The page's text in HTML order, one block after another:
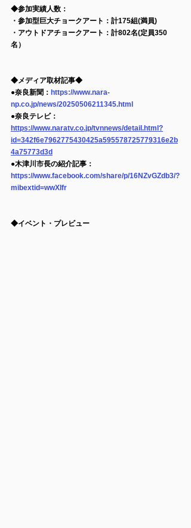
◆参加実績人数：
・参加型巨大チョークアート： 計175組(満員)
・アウトドアチョークアート： 計802名(定員350
名）
◆メディア取材記事◆
●奈良新聞： https://www.nara-
np.co.jp/news/20250506211345.html
●奈良テレビ：
https://www.naratv.co.jp/tvnnews/detail.html?
id=342f6e7962775430425a595578725779316e2b
4a75773d3d
●木津川市長の紹介記事：
https://www.facebook.com/share/p/16NZvGZdb3/?
mibextid=wwXIfr
◆イベント・プレビュー